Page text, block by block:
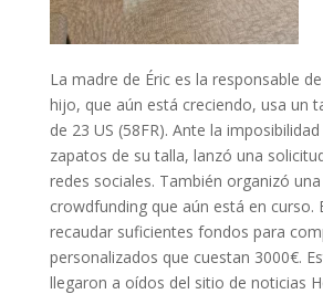
La madre de Éric es la responsable
hijo, que aún está creciendo, usa un
de 23 US (58FR). Ante la
zapatos de su talla, lanzó una
redes sociales. También organizó
crowdfunding que aún está en curso.
recaudar suficientes fondos para
personalizados que cuestan 3000€.
llegaron a oídos del sitio de noticias